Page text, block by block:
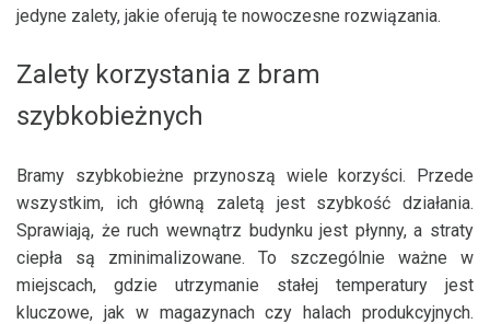
jedyne zalety, jakie oferują te nowoczesne rozwiązania.
Zalety korzystania z bram
szybkobieżnych
Bramy szybkobieżne przynoszą wiele korzyści. Przede
wszystkim, ich główną zaletą jest szybkość działania.
Sprawiają, że ruch wewnątrz budynku jest płynny, a straty
ciepła są zminimalizowane. To szczególnie ważne w
miejscach, gdzie utrzymanie stałej temperatury jest
kluczowe, jak w magazynach czy halach produkcyjnych.